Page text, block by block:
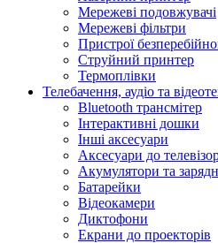
Мережеві подовжувачі
Мережеві фільтри
Пристрої
Струйний принтер
Термоплівки
Телебачення, аудіо та
Bluetooth трансмітер
Інтерактивні дошки
Інші аксесуари
Аксесуари до
Акумулятори та
Батарейки
Відеокамери
Диктофони
Екрани до проекторів